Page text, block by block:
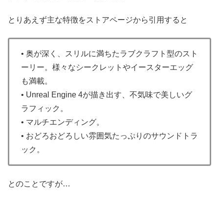
とりあえず主な特徴をストアページから引用すると
• 奥が深く、スリルに満ちたラブクラフト型のスト
ーリー。様々なシークレットやイースターエッグ
も満載。
• Unreal Engine 4が描き出す、不気味で美しいグ
ラフィック。
• マルチエンディング。
• おどろおどろしい雰囲気たっぷりのサウンドトラ
ック。
とのことですが…